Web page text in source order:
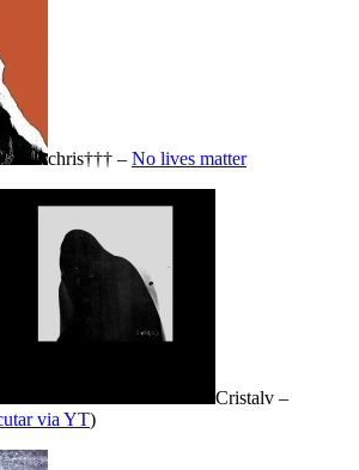
chris††† – No lives matter
Cristalv –
via YT)